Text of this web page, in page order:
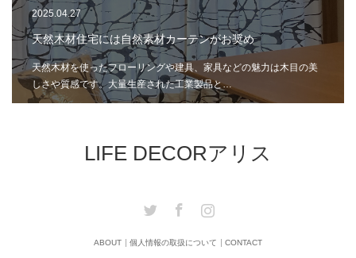
2025.04.27
天然木材住宅には自然素材カーテンがお奨め
天然木材を使ったフローリングや建具、家具などの魅力は木目の美
しさや質感です。大量生産された工業製品と…
LIFE DECORアリス
Twitter Facebook
ABOUT 個人情報の取扱について CONTACT